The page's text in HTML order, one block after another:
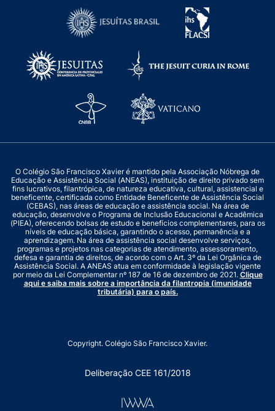
O Colégio São Francisco Xavier é mantido pela Associação Nóbrega de
Educação e Assistência Social (ANEAS), instituição de direito privado sem
fins lucrativos, filantrópica, de natureza educativa, cultural, assistencial e
beneficente, certificada como Entidade Beneficente de Assistência Social
(CEBAS), nas áreas de educação e assistência social. Na área de
educação, desenvolve o Programa de Inclusão Educacional e Acadêmica
(PIEA), oferecendo bolsas de estudo e benefícios complementares, para os
níveis de educação básica, garantindo o acesso, permanência e a
aprendizagem. Na área de assistência social desenvolve serviços,
programas e projetos nas categorias de atendimento, assessoramento,
defesa e garantia de direitos, de acordo com o Art. 3º da Lei Orgânica de
Assistência Social. A ANEAS atua em conformidade à legislação vigente
por meio da Lei Complementar nº 187 de 16 de dezembro de 2021. Clique
aqui e saiba mais sobre a importância da filantropia (imunidade
tributária) para o país.
Copyright. Colégio São Francisco Xavier.
Deliberação CEE 161/2018